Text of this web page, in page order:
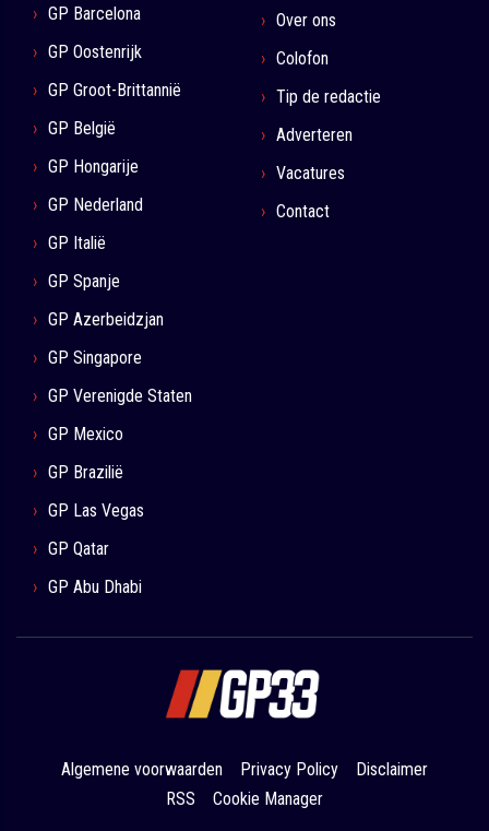
GP Barcelona
GP Oostenrijk
GP Groot-Brittannië
GP België
GP Hongarije
GP Nederland
GP Italië
GP Spanje
GP Azerbeidzjan
GP Singapore
GP Verenigde Staten
GP Mexico
GP Brazilië
GP Las Vegas
GP Qatar
GP Abu Dhabi
Over ons
Colofon
Tip de redactie
Adverteren
Vacatures
Contact
Algemene voorwaarden Privacy Policy
Disclaimer
RSS
Cookie Manager